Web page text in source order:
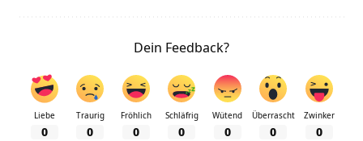
Dein Feedback?
Liebe
0
Traurig
0
Fröhlich
0
Schläfrig
0
Wütend
0
Überrascht
0
Zwinker
0